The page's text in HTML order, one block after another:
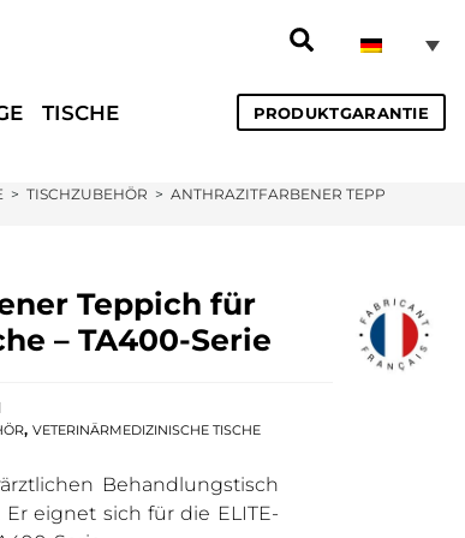
TISCHE PRODUKTGARANTIE
> TISCHZUBEHÖR > ANTHRAZITFARBENER TEPPICH FÜR
Teppich für
– TA400-Serie
,VETERINÄRMEDIZINISCHE TISCHE
Behandlungstisch
eignet sich für die ELITE-